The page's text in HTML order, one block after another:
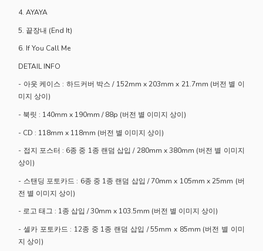
4. AYAYA
5. 끝장내 (End It)
6. If You Call Me
DETAIL INFO
- 아웃 케이스 : 하드커버 박스 / 152mm x 203mm x 21.7mm (버전 별 이
미지 상이)
- 북릿 : 140mm x 190mm / 88p (버전 별 이미지 상이)
- CD : 118mm x 118mm (버전 별 이미지 상이)
- 접지 포스터 : 6종 중 1종 랜덤 삽입 / 280mm x 380mm (버전 별 이미지
상이)
- 스탠딩 포토카드 : 6종 중 1종 랜덤 삽입 / 70mm x 105mm x 25mm (버
전 별 이미지 상이)
- 로고 태그 : 1종 삽입 / 30mm x 103.5mm (버전 별 이미지 상이)
- 셀카 포토카드 : 12종 중 1종 랜덤 삽입 / 55mm x 85mm (버전 별 이미
지 상이)